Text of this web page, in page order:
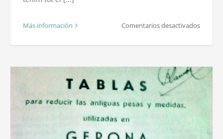
Más información Comentarios desactivadosen
l’oficina
virtual
del